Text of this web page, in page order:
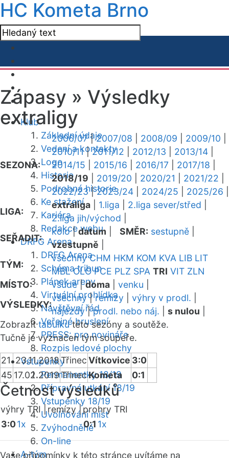
HC Kometa Brno
Klub
Základní údaje
Vedení a kontakty
Logo
Historie
Podrobná historie
Ke stažení
Kariéra
Redakce webu
DRFG Arena
DRFG Arena
Schéma tribun
Plánek areny
Virtuální prohlídka
Návštěvní řád
Veřejné bruslení
PRESS: pro novináře
Rozpis ledové plochy
Vstupenky
Permanentky 18/19
Přípravná utkání 18/19
Vstupenky 18/19
Uvolňování míst
Zvýhodněné
On-line
A-tým
Zápasy » Výsledky
extraligy
SEZONA:
2006/07|2007/08 2008/09 2009/10
2010/11|2011/12 2012/13 2013/14
2014/15
2015/16 2016/17 2017/18
2018/19
2019/20 2020/21 2021/22
2022/23|2023/24 2024/25 2025/26
LIGA:
extraliga 1.liga 2.liga sever/střed
2.liga jih/východ
SEŘADIT:
kolo|datum SMĚR: sestupně
vzestupně
TÝM:
všechny CHM HKM KOM KVA LIB LIT
MBL OLO PCE PLZ SPA TRI VIT ZLN
MÍSTO:
všude|doma venku
VÝSLEDKY:
všechny|remízy výhry v prodl.
nájezdy|prodl. nebo náj. s nulou
Zobrazittabulkutéto sezóny a soutěže.
Tučně je vyznačen tým soupeře.
21 23.11.2018TřinecVítkovice 3:0
45 17.02.2019TřinecKometa 0:1
Četnost výsledků
výhry TRI |remízy |prohry TRI
3:01x 0:1 1x
Vaše připomínky k této stránce uvítáme na